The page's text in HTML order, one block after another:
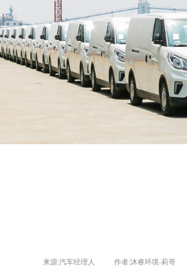
来源:汽车经理人 作者:沐睿环境-莉哥